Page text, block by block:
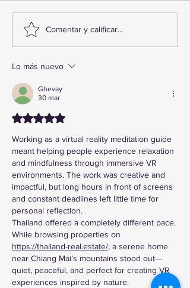
TourTravelynByFraveo
Comentar y calificar...
Lo más nuevo
Ghevay
30 mar
Obtuvo 5 de 5 estrellas.
Working as a virtual reality meditation guide
meant helping people experience relaxation
and mindfulness through immersive VR
environments. The work was creative and
impactful, but long hours in front of screens
and constant deadlines left little time for
personal reflection.
Thailand offered a completely different pace.
While browsing properties on
https://thailand-real.estate/, a serene home
near Chiang Mai’s mountains stood out—
quiet, peaceful, and perfect for creating VR
experiences inspired by nature.